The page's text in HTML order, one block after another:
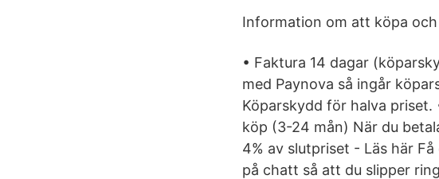
Information om att köpa och
• Faktura 14 dagar
med Paynova så ingår
Köparskydd för halva
köp (3-24 mån) När du
4% av slutpriset - Läs här
på chatt så att du slipper